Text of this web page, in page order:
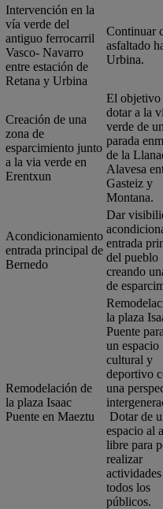
Intervención en la
vía verde del
antiguo ferrocarril
Vasco- Navarro
entre estación de
Retana y Urbina
Continuar
asfaltado
Urbina.
Creación de una
zona de
esparcimiento junto
a la via verde en
Erentxun
El objetivo
dotar a la
verde de
parada
de la
Alavesa
Gasteiz y
Montana.
Acondicionamiento
entrada principal de
Bernedo
Dar
entrada
del pueblo
creando
de
Remodelación de
la plaza Isaac
Puente en Maeztu
la plaza
Puente
un espacio
cultural y
deportivo
una
Dotar de
espacio al
libre para
realizar
todos los
públicos.